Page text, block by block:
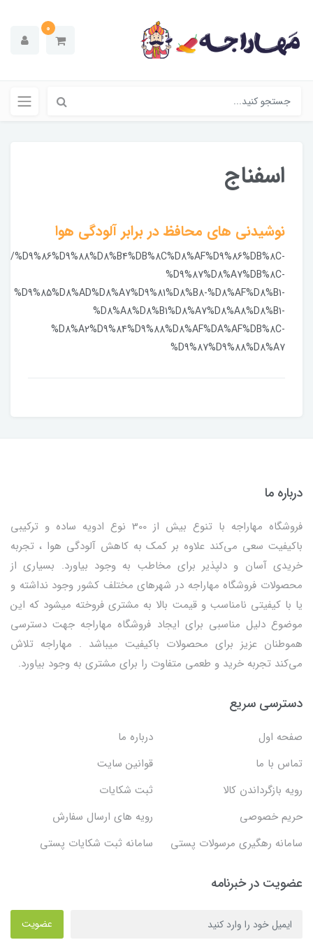
0
اسفناج
نوشیدنی های محافظ در برابر آلودگی هوا
/%D9%86%D9%88%D8%B4%DB%8C%D8%AF%D9%86%DB%8C-
%D9%87%D8%A7%DB%8C-
%D9%85%D8%AD%D8%A7%D9%81%D8%B8-%D8%AF%D8%B1-
%D8%A8%D8%B1%D8%A7%D8%A8%D8%B1-
%D8%A2%D9%84%D9%88%D8%AF%DA%AF%DB%8C-
%D9%87%D9%88%D8%A7
درباره ما
فروشگاه مهاراجه با تنوع بیش از 300 نوع ادویه ساده و ترکیبی
باکیفیت سعی می‌کند علاوه بر کمک به کاهش آلودگی هوا ، تجربه
خریدی آسان و دلپذیر برای مخاطب به وجود بیاورد. بسیاری از
محصولات فروشگاه مهاراجه در شهرهای مختلف کشور وجود نداشته و
یا با کیفیتی نامناسب و قیمت بالا به مشتری فروخته میشود که این
موضوع دلیل مناسبی برای ایجاد فروشگاه مهاراجه جهت دسترسی
هموطنان عزیز برای محصولات باکیفیت میباشد . مهاراجه تلاش
می‌کند تجربه خرید و طعمی متفاوت را برای مشتری به وجود بیاورد.
دسترسی سریع
صفحه اول
درباره ما
تماس با ما
قوانین سایت
رویه بازگرداندن کالا
ثبت شکایات
حریم خصوصی
رویه های ارسال سفارش
سامانه رهگیری مرسولات پستی
سامانه ثبت شکایات پستی
عضویت در خبرنامه
عضویت